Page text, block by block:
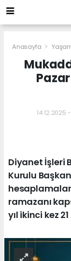
Anasayfa
14.12.2025
Diyanet İşleri
Kurulu
ramazanı
yıl ikinci kez